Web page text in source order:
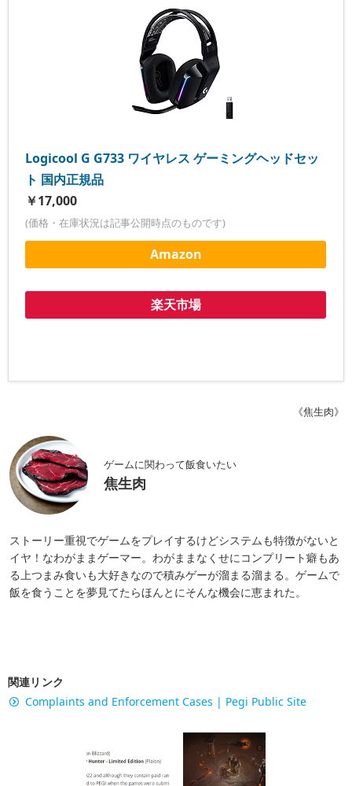
Logicool G G733 ワイヤレス ゲーミングヘッドセッ
ト 国内正規品
￥17,000
(価格・在庫状況は記事公開時点のものです)
Amazon
楽天市場
《焦生肉》
ゲームに関わって飯食いたい
焦生肉
ストーリー重視でゲームをプレイするけどシステムも特徴がないと
イヤ！なわがままゲーマー。わがままなくせにコンプリート癖もあ
る上つまみ食いも大好きなので積みゲーが溜まる溜まる。ゲームで
飯を食うことを夢見てたらほんとにそんな機会に恵まれた。
関連リンク
Complaints and Enforcement Cases | Pegi Public Site